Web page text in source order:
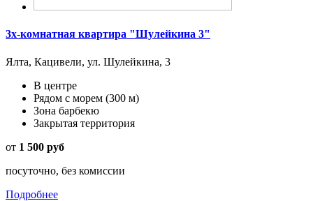
3х-комнатная квартира "Шулейкина 3"
Ялта, Кацивели, ул. Шулейкина, 3
В центре
Рядом с морем (300 м)
Зона барбекю
Закрытая территория
от 1 500 руб
посуточно, без комиссии
Подробнее